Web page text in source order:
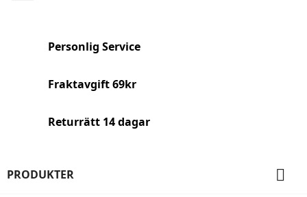
Personlig Service
Fraktavgift 69kr
Returrätt 14 dagar
PRODUKTER 